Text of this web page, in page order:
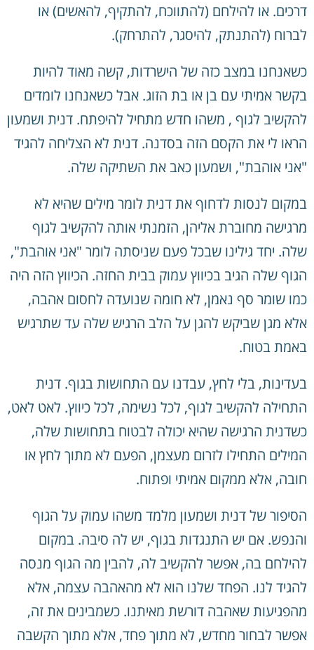
דרכים. או להילחם (להתווכח, להתקיף, להאשים) או
לברוח (להתנתק, להיסגר, להתרחק).
כשאנחנו במצב כזה של הישרדות, קשה מאוד להיות
בקשר אמיתי עם בן או בת הזוג. אבל כשאנחנו לומדים
להקשיב לגוף , משהו חדש מתחיל להיפתח. דנית ושמעון
הראו לי את הקסם הזה בסדנה. דנית לא הצליחה להגיד
"אני אוהבת", ושמעון כאב את השתיקה שלה.
במקום לנסות לדחוף את דנית לומר מילים שהיא לא
מרגישה מחוברת אליהן, הזמנתי אותה להקשיב לגוף
שלה. יחד גילינו שבכל פעם שניסתה לומר "אני אוהבת",
הגוף שלה הגיב בכיווץ עמוק בבית החזה. הכיווץ הזה היה
כמו שומר סף נאמן, לא חומה שנועדה לחסום אהבה,
אלא מגן שביקש להגן על הלב הרגיש שלה עד שתרגיש
באמת בטוח.
בעדינות, בלי לחץ, עבדנו עם התחושות בגוף. דנית
התחילה להקשיב לגוף, לכל נשימה, לכל כיווץ. לאט לאט,
כשדנית הרגישה שהיא יכולה לבטוח בתחושות שלה,
המילים התחילו לזרום מעצמן, הפעם לא מתוך לחץ או
חובה, אלא ממקום אמיתי ופתוח.
הסיפור של דנית ושמעון מלמד משהו עמוק על הגוף
והנפש. אם יש התנגדות בגוף, יש לה סיבה. במקום
להילחם בה, אפשר להקשיב לה, להבין מה הגוף מנסה
להגיד לנו. הפחד שלנו הוא לא מהאהבה עצמה, אלא
מהפגיעות שאהבה דורשת מאיתנו. כשמבינים את זה,
אפשר לבחור מחדש, לא מתוך פחד, אלא מתוך הקשבה